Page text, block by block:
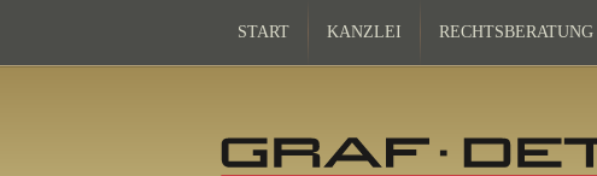
START KANZLEI RECHTSBERATUNG